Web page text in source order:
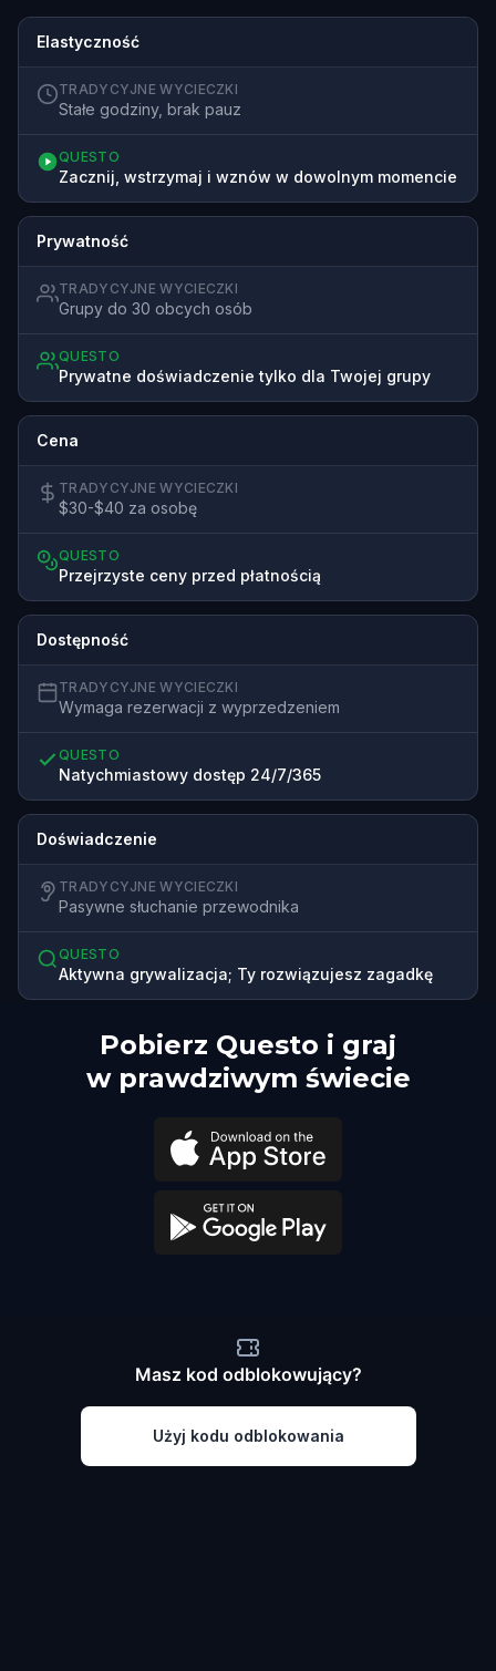
Elastyczność
TRADYCYJNE WYCIECZKI
Stałe godziny, brak pauz
QUESTO
Zacznij, wstrzymaj i wznów w dowolnym momencie
Prywatność
TRADYCYJNE WYCIECZKI
Grupy do 30 obcych osób
QUESTO
Prywatne doświadczenie tylko dla Twojej grupy
Cena
TRADYCYJNE WYCIECZKI
$30-$40 za osobę
QUESTO
Przejrzyste ceny przed płatnością
Dostępność
TRADYCYJNE WYCIECZKI
Wymaga rezerwacji z wyprzedzeniem
QUESTO
Natychmiastowy dostęp 24/7/365
Doświadczenie
TRADYCYJNE WYCIECZKI
Pasywne słuchanie przewodnika
QUESTO
Aktywna grywalizacja; Ty rozwiązujesz zagadkę
Pobierz Questo i graj
w prawdziwym świecie
Masz kod odblokowujący?
Użyj kodu odblokowania